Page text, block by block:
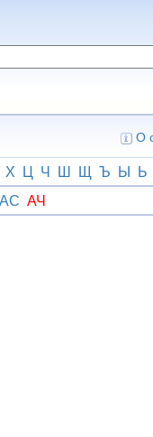
О
Х Ц Ч Ш Щ Ъ Ы Ь
АС АЧ